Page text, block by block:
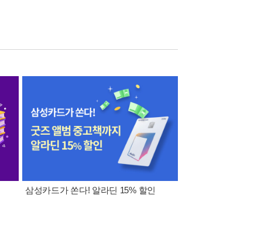
삼성카드가 쏜다! 알라딘 15% 할인